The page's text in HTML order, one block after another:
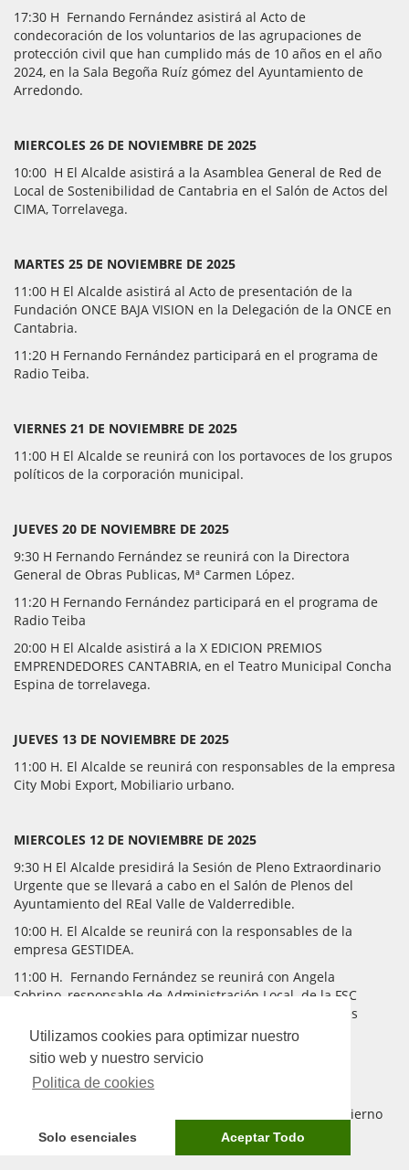
Utilizamos cookies para optimizar nuestro
sitio web y nuestro servicio
Politica de cookies
Solo esenciales Aceptar Todo
17:30 H Fernando Fernández asistirá al Acto de
condecoración de los voluntarios de las agrupaciones de
protección civil que han cumplido más de 10 años en el año
2024, en la Sala Begoña Ruíz gómez del Ayuntamiento de
Arredondo.
MIERCOLES 26 DE NOVIEMBRE DE 2025
10:00 H El Alcalde asistirá a la Asamblea General de Red de
Local de Sostenibilidad de Cantabria en el Salón de Actos del
CIMA, Torrelavega.
MARTES 25 DE NOVIEMBRE DE 2025
11:00 H El Alcalde asistirá al Acto de presentación de la
Fundación ONCE BAJA VISION en la Delegación de la ONCE en
Cantabria.
11:20 H Fernando Fernández participará en el programa de
Radio Teiba.
VIERNES 21 DE NOVIEMBRE DE 2025
11:00 H El Alcalde se reunirá con los portavoces de los grupos
políticos de la corporación municipal.
JUEVES 20 DE NOVIEMBRE DE 2025
9:30 H Fernando Fernández se reunirá con la Directora
General de Obras Publicas, Mª Carmen López.
11:20 H Fernando Fernández participará en el programa de
Radio Teiba
20:00 H El Alcalde asistirá a la X EDICION PREMIOS
EMPRENDEDORES CANTABRIA, en el Teatro Municipal Concha
Espina de torrelavega.
JUEVES 13 DE NOVIEMBRE DE 2025
11:00 H. El Alcalde se reunirá con responsables de la empresa
City Mobi Export, Mobiliario urbano.
MIERCOLES 12 DE NOVIEMBRE DE 2025
9:30 H El Alcalde presidirá la Sesión de Pleno Extraordinario
Urgente que se llevará a cabo en el Salón de Plenos del
Ayuntamiento del REal Valle de Valderredible.
10:00 H. El Alcalde se reunirá con la responsables de la
empresa GESTIDEA.
11:00 H. Fernando Fernández se reunirá con Angela
Sobrino, responsable de Administración Local de la FSC
(Federación de Servicios a la Ciudadanía) de Comisiones
Obreras en Cantabria.
VIERNES 7 DE NOVIEMBRE DE 2025
10:00 H. Fernando Fernández presidirá la Junta de Gobierno
Local del Ayuntamiento del Real Valle de Valderredible